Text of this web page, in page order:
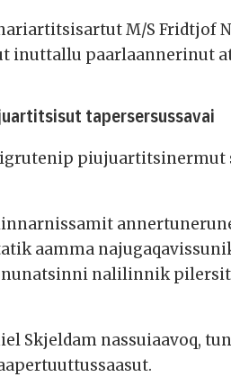
M/S Fridtjof
inuttallu paarlaannerinut
tapersersussavai
aamma
nalilinnik
Skjeldam